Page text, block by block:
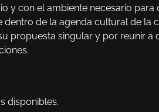
y con el ambiente necesario
dentro de la agenda cultural de la
propuesta singular y por reunir
disponibles.